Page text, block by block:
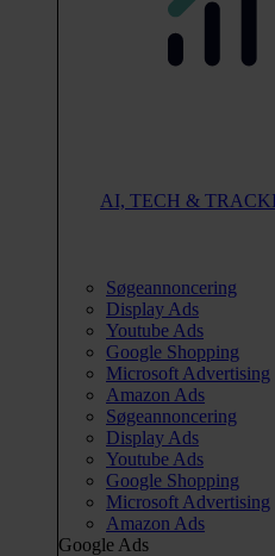
AI, TECH &
Søgeannoncering
Display Ads
Youtube Ads
Google Shopping
Microsoft Advertising
Amazon Ads
Søgeannoncering
Display Ads
Youtube Ads
Google Shopping
Microsoft Advertising
Amazon Ads
Google Ads